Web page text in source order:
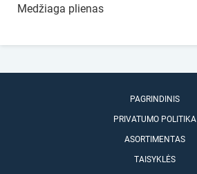
Medžiaga plienas
PAGRINDINIS
PRIVATUMO POLITIKA
ASORTIMENTAS
TAISYKLĖS